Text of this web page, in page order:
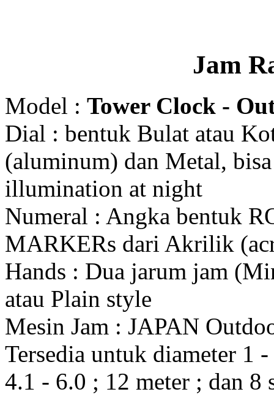
Jam
Model : Tower Clock -
Dial : bentuk Bulat atau
(aluminum) dan Metal,
illumination at night
Numeral : Angka bentuk
MARKERs dari Akrilik
Hands : Dua jarum jam
atau Plain style
Mesin Jam : JAPAN
Tersedia untuk diameter 1
4.1 - 6.0 ; 12 meter ; dan 8